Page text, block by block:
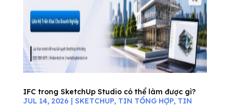
IFC trong SketchUp Studio có thể làm được gì?
JUL 14, 2026 | SKETCHUP, TIN TỔNG HỢP, TIN